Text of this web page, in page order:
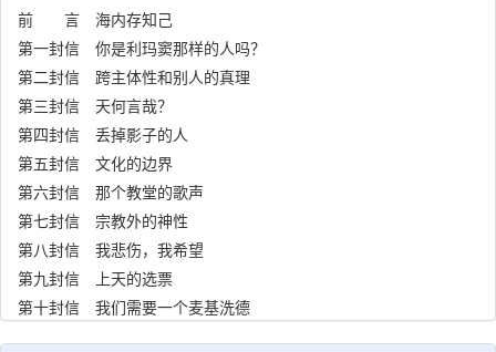
乎想说，他是一个诺斯替主义者。我告诉他，中国有一句诗“海内存
知己”可以表达他的“失散的兄弟”，我翻译为：somewhere in the
world，someone as a soul friend。不知道译得对不对，但他认为
很对。其实他是个天主教徒，一个形而上的天主教徒，于是与充满
神秘色彩的诺斯替就有几分相似。我的印象是，音乐、葡萄酒、面
包这几样东西对于他是神圣的，既等于信仰也等于生活，他说他只
需要这几样东西，想了想又说，请加上奶酪吧。
我们这本书讨论的是一神论，当然与一神教有关，但两者有些
差别。一神教就是一神教，而一神论更主要是一种思维模式，来源
于一神教，但已经推广为理解一切事情尤其是政治、伦理和文化的
一种思维模式。这些通信的缘起是许多年前的一次活动。德国电影
前 言 海内存知己
第一封信 你是利玛窦那样的人吗？
第二封信 跨主体性和别人的真理
第三封信 天何言哉？
第四封信 丢掉影子的人
第五封信 文化的边界
第六封信 那个教堂的歌声
第七封信 宗教外的神性
第八封信 我悲伤，我希望
第九封信 上天的选票
第十封信 我们需要一个麦基洗德